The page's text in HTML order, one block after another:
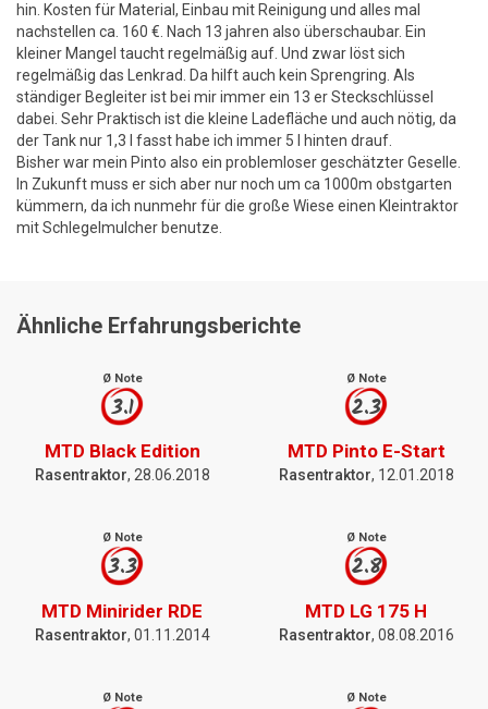
hin. Kosten für Material, Einbau mit Reinigung und alles mal
nachstellen ca. 160 €. Nach 13 jahren also überschaubar. Ein
kleiner Mangel taucht regelmäßig auf. Und zwar löst sich
regelmäßig das Lenkrad. Da hilft auch kein Sprengring. Als
ständiger Begleiter ist bei mir immer ein 13 er Steckschlüssel
dabei. Sehr Praktisch ist die kleine Ladefläche und auch nötig, da
der Tank nur 1,3 l fasst habe ich immer 5 l hinten drauf.
Bisher war mein Pinto also ein problemloser geschätzter Geselle.
In Zukunft muss er sich aber nur noch um ca 1000m obstgarten
kümmern, da ich nunmehr für die große Wiese einen Kleintraktor
mit Schlegelmulcher benutze.
Ähnliche Erfahrungsberichte
Ø Note
3.1
MTD Black Edition
Rasentraktor, 28.06.2018
Ø Note
2.3
MTD Pinto E-Start
Rasentraktor, 12.01.2018
Ø Note
3.3
MTD Minirider RDE
Rasentraktor, 01.11.2014
Ø Note
2.8
MTD LG 175 H
Rasentraktor, 08.08.2016
Ø Note Ø Note